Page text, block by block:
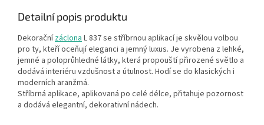
Detailní popis produktu
DekoračnízáclonaL 837 se stříbrnou aplikací je skvělou volbou
pro ty, kteří oceňují eleganci a jemný luxus. Je vyrobena z lehké,
jemné a poloprůhledné látky, která propouští přirozené světlo a
dodává interiéru vzdušnost a útulnost. Hodí se do klasických i
moderních aranžmá.
Stříbrná aplikace, aplikovaná po celé délce, přitahuje pozornost
a dodává elegantní, dekorativní nádech.